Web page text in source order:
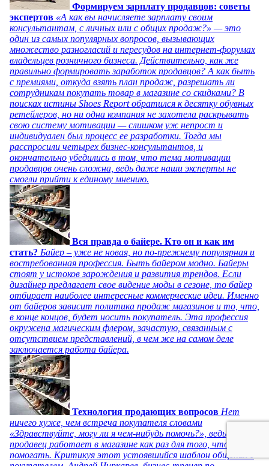
Формируем зарплату продавцов: советы
экспертов «А как вы начисляете зарплату своим
консультантам, с личных или с общих продаж?» — это
один из самых популярных вопросов, вызывающих
множество разногласий и пересудов на интернет-форумах
владельцев розничного бизнеса. Действительно, как же
правильно формировать заработок продавцов? А как быть
с премиями, откуда взять план продаж, разрешать ли
сотрудникам покупать товар в магазине со скидками? В
поисках истины Shoes Report обратился к десятку обувных
ретейлеров, но ни одна компания не захотела раскрывать
свою систему мотивации — слишком уж непрост и
индивидуален был процесс ее разработки. Тогда мы
расспросили четырех бизнес-консультантов, и
окончательно убедились в том, что тема мотивации
продавцов очень сложна, ведь даже наши эксперты не
смогли прийти к единому мнению.
Вся правда о байере. Кто он и как им
стать? Байер – уже не новая, но по-прежнему популярная и
востребованная профессия. Быть байером модно. Байеры
стоят у истоков зарождения и развития трендов. Если
дизайнер предлагает свое видение моды в сезоне, то байер
отбирает наиболее интересные коммерческие идеи. Именно
от байеров зависит политика продаж магазинов и то, что,
в конце концов, будет носить покупатель. Эта профессия
окружена магическим флером, зачастую, связанным с
отсутствием представлений, в чем же на самом деле
заключается работа байера.
Технология продающих вопросов Нет
ничего хуже, чем встреча покупателя словами
«Здравствуйте, могу ли я чем-нибудь помочь?», ведь
продавец работает в магазине как раз для того, чтобы
помогать. Критикуя этот устоявшийся шаблон общения с